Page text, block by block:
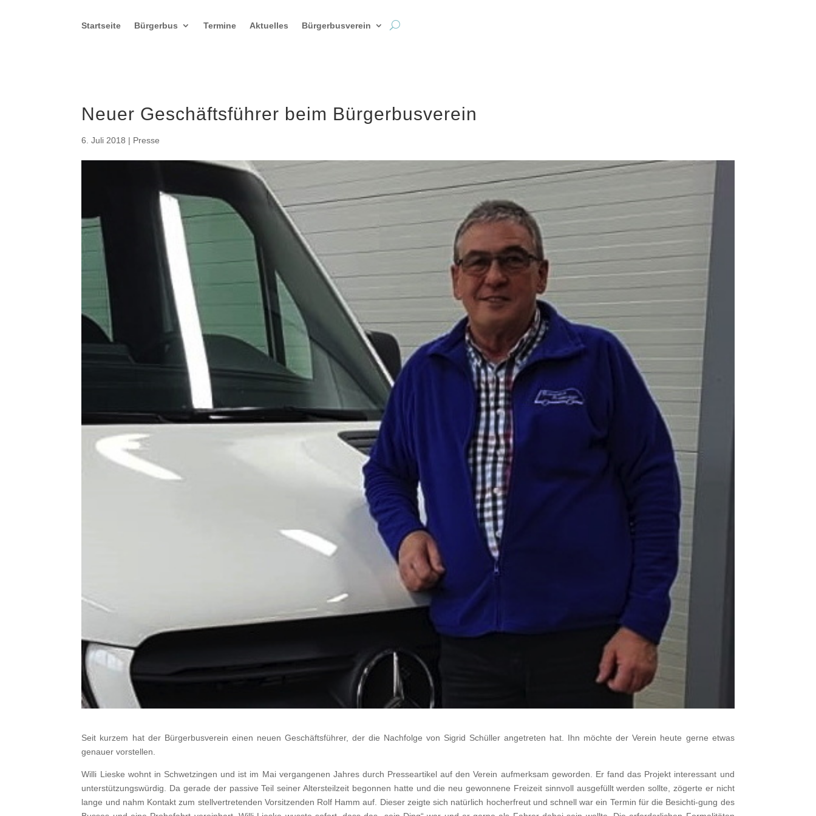
Startseite Bürgerbus Termine Aktuelles Bürgerbusverein
Neuer Geschäftsführer beim Bürgerbusverein
6. Juli 2018 | Presse
Seit kurzem hat der Bürgerbusverein einen neuen Geschäftsführer, der die Nachfolge von Sigrid Schüller angetreten hat. Ihn möchte der Verein heute gerne etwas
genauer vorstellen.
Willi Lieske wohnt in Schwetzingen und ist im Mai vergangenen Jahres durch Presseartikel auf den Verein aufmerksam geworden. Er fand das Projekt interessant und
unterstützungswürdig. Da gerade der passive Teil seiner Altersteilzeit begonnen hatte und die neu gewonnene Freizeit sinnvoll ausgefüllt werden sollte, zögerte er nicht
lange und nahm Kontakt zum stellvertretenden Vorsitzenden Rolf Hamm auf. Dieser zeigte sich natürlich hocherfreut und schnell war ein Termin für die Besichti-gung des